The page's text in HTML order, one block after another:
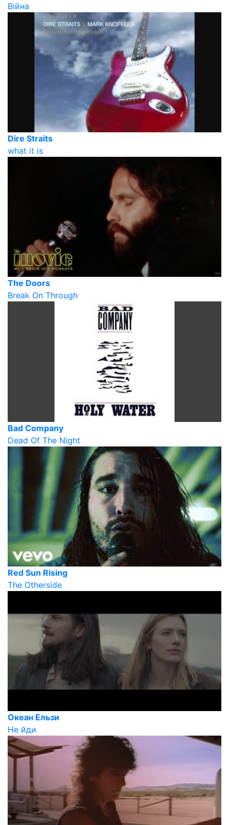
Війна
Dire Straits
what it is
The Doors
Break On Through
Bad Company
Dead Of The Night
Red Sun Rising
The Otherside
Океан Ельзи
Не йди